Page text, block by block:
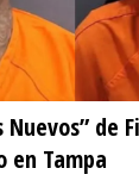
Nuevos” de
en Tampa